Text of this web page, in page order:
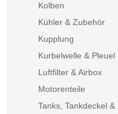
Kolben
Kühler & Zubehör
Kupplung
Kurbelwelle & Pleuel
Luftfilter & Airbox
Motorenteile
Tanks, Tankdeckel &